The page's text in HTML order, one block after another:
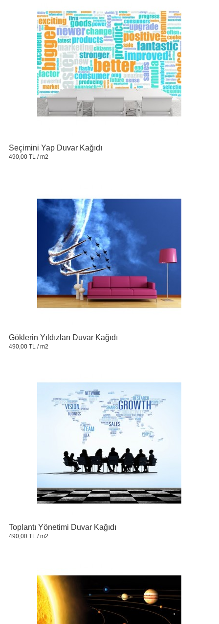
Seçimini Yap Duvar Kağıdı
490,00 TL / m2
Göklerin Yıldızları Duvar Kağıdı
490,00 TL / m2
Toplantı Yönetimi Duvar Kağıdı
490,00 TL / m2